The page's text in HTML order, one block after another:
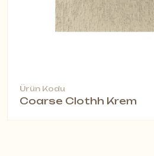
Ürün Kodu
Coarse Clothh Krem